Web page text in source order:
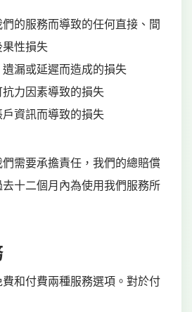
的服務而導致的任何直接、間
果性損失
漏或延遲而造成的損失
力因素導致的損失
資訊而導致的損失
需要承擔責任，我們的總賠償
十二個月內為使用我們服務所
和付費兩種服務選項。對於付